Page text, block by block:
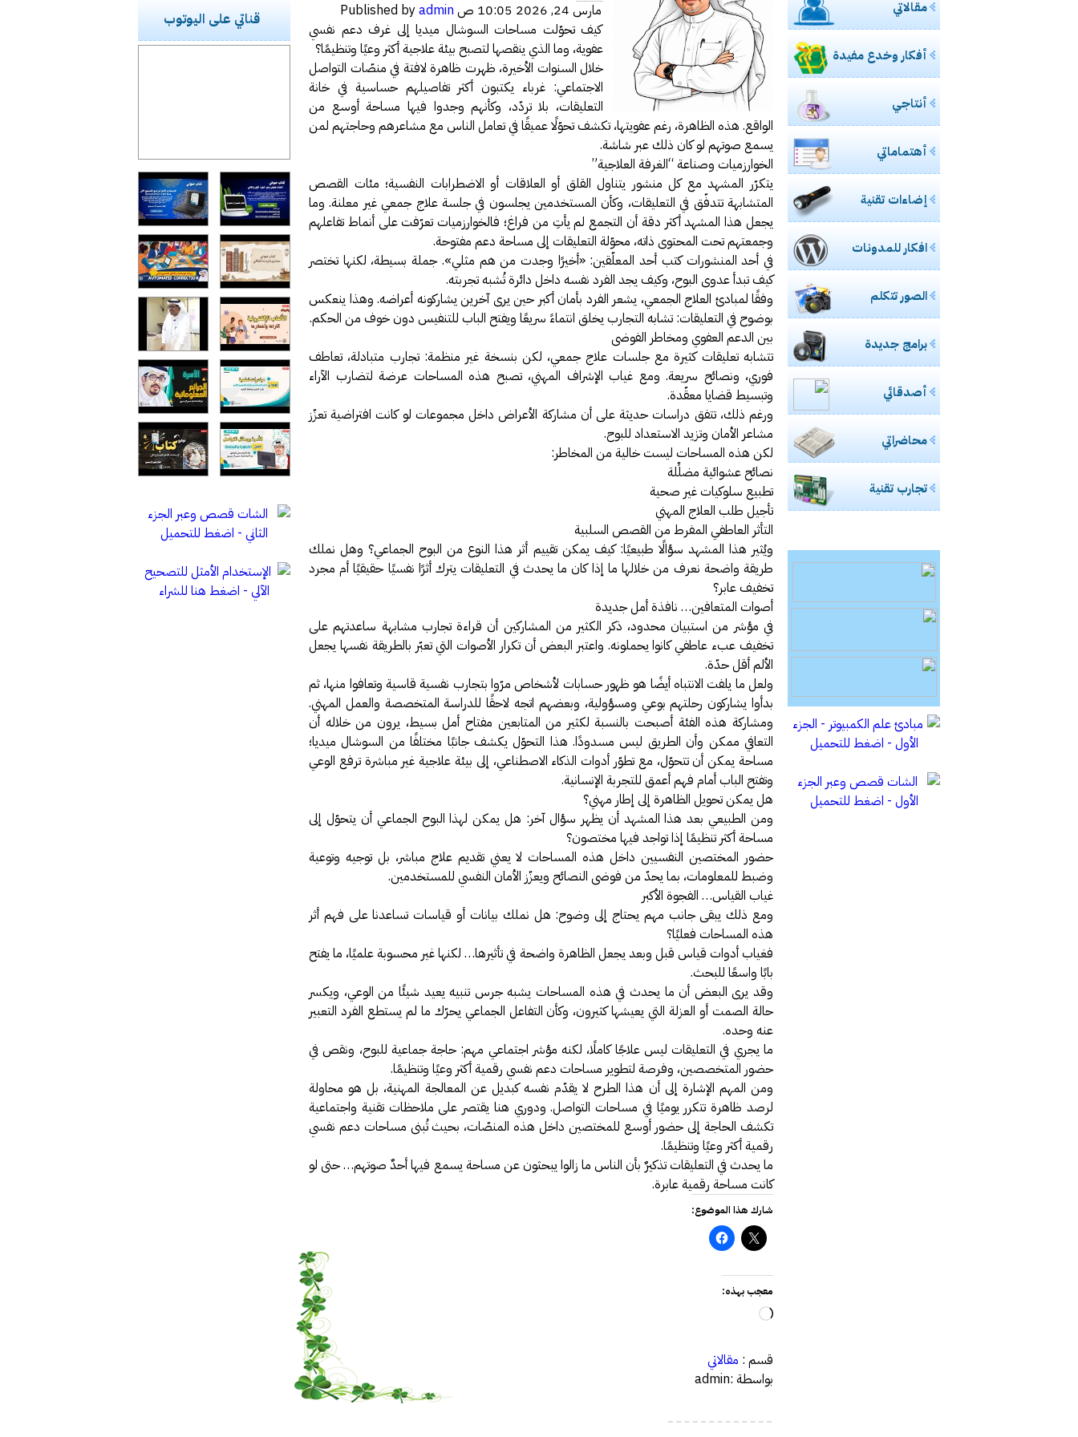
مشاركتي بصحيفة عكاظ حول اختراق موقع أرامكو
ورشة عمل بخصوص درس المناعة .
خفايا النت والإدمان الإلكتروني
مادة محاضرة أمن المعلومات وأمن الأسرة
للسيدات.. ال مسيري يقدم محاضرة في أمن المعلومات
حالياً بصدد الحصول على دورة +Security
طالبتان سعوديتان سفيرتان لـ «جوجل»
مدونة حبيب اليوسف
مدونة الأخصائي النفسي فيصل العيجان قريباً .
إغلاق “فيس بوك” نهائيا في 15 مارس القادم حقيقة ام خيال !!!
تعرف على مصمم شعارات قوقل الجميلة‏
تجربتي في الإنترنت بواسطة الكهرباء
GMail Drive
تقنية U3 العالمية في الطريق اليك
مقالاتي
أفكار وخدع مفيدة
أنتاجي
أهتماماتي
إضاءات تقنية
افكار للمدونات
الصور تتكلم
برامج جديدة
أصدقائي
محاضراتي
تجارب تقنية
قناتي على اليوتوب مارس 24, 2026 10:05 ص Published byadmin
كيف تحوّلت مساحات السوشال ميديا إلى غرف دعم نفسي
عفوية، وما الذي ينقصها لتصبح بيئة علاجية أكثر وعيًا وتنظيمًا؟
خلال السنوات الأخيرة، ظهرت ظاهرة لافتة في منصّات التواصل
الاجتماعي: غرباء يكتبون أكثر تفاصيلهم حساسية في خانة
التعليقات، بلا تردّد، وكأنهم وجدوا فيها مساحة أوسع من
الواقع. هذه الظاهرة، رغم عفويتها، تكشف تحوّلًا عميقًا في تعامل الناس مع مشاعرهم وحاجتهم لمن
يسمع صوتهم لو كان ذلك عبر شاشة.
الخوارزميات وصناعة “الغرفة العلاجية”
يتكرّر المشهد مع كل منشور يتناول القلق أو العلاقات أو الاضطرابات النفسية؛ مئات القصص
المتشابهة تتدفّق في التعليقات، وكأن المستخدمين يجلسون في جلسة علاج جمعي غير معلنة. وما
يجعل هذا المشهد أكثر دقة أن التجمع لم يأتِ من فراغ؛ فالخوارزميات تعرّفت على أنماط تفاعلهم
وجمعتهم تحت المحتوى ذاته، محوّلة التعليقات إلى مساحة دعم مفتوحة.
في أحد المنشورات كتب أحد المعلّقين: «أخيرًا وجدت من هم مثلي». جملة بسيطة، لكنها تختصر
كيف تبدأ عدوى البوح، وكيف يجد الفرد نفسه داخل دائرة تُشبه تجربته.
وفقًا لمبادئ العلاج الجمعي، يشعر الفرد بأمان أكبر حين يرى آخرين يشاركونه أعراضه. وهذا ينعكس
بوضوح في التعليقات: تشابه التجارب يخلق انتماءً سريعًا ويفتح الباب للتنفيس دون خوف من الحكم.
بين الدعم العفوي ومخاطر الفوضى
تتشابه تعليقات كثيرة مع جلسات علاج جمعي، لكن بنسخة غير منظمة: تجارب متبادلة، تعاطف
فوري، ونصائح سريعة. ومع غياب الإشراف المهني، تصبح هذه المساحات عرضة لتضارب الآراء
وتبسيط قضايا معقّدة.
ورغم ذلك، تتفق دراسات حديثة على أن مشاركة الأعراض داخل مجموعات لو كانت افتراضية تعزّز
مشاعر الأمان وتزيد الاستعداد للبوح.
لكن هذه المساحات ليست خالية من المخاطر:
نصائح عشوائية مضلِّلة
تطبيع سلوكيات غير صحية
تأجيل طلب العلاج المهني
التأثر العاطفي المفرط من القصص السلبية
ويُثير هذا المشهد سؤالًا طبيعيًا: كيف يمكن تقييم أثر هذا النوع من البوح الجماعي؟ وهل نملك
طريقة واضحة نعرف من خلالها ما إذا كان ما يحدث في التعليقات يترك أثرًا نفسيًا حقيقيًا أم مجرد
تخفيف عابر؟
أصوات المتعافين… نافذة أمل جديدة
في مؤشر من استبيان محدود، ذكر الكثير من المشاركين أن قراءة تجارب مشابهة ساعدتهم على
تخفيف عبء عاطفي كانوا يحملونه. واعتبر البعض أن تكرار الأصوات التي تعبّر بالطريقة نفسها يجعل
الألم أقل حدّة.
ولعل ما يلفت الانتباه أيضًا هو ظهور حسابات لأشخاص مرّوا بتجارب نفسية قاسية وتعافوا منها، ثم
بدأوا يشاركون رحلتهم بوعي ومسؤولية، وبعضهم اتجه لاحقًا للدراسة المتخصصة والعمل المهني.
ومشاركة هذه الفئة أصبحت بالنسبة لكثير من المتابعين مفتاح أمل بسيط، يرون من خلاله أن
التعافي ممكن وأن الطريق ليس مسدودًا. هذا التحوّل يكشف جانبًا مختلفًا من السوشال ميديا؛
مساحة يمكن أن تتحوّل، مع تطوّر أدوات الذكاء الاصطناعي، إلى بيئة علاجية غير مباشرة ترفع الوعي
وتفتح الباب أمام فهم أعمق للتجربة الإنسانية.
هل يمكن تحويل الظاهرة إلى إطار مهني؟
ومن الطبيعي بعد هذا المشهد أن يظهر سؤال آخر: هل يمكن لهذا البوح الجماعي أن يتحوّل إلى
مساحة أكثر تنظيمًا إذا تواجد فيها مختصون؟
حضور المختصين النفسيين داخل هذه المساحات لا يعني تقديم علاج مباشر، بل توجيه وتوعية
وضبط للمعلومات، بما يحدّ من فوضى النصائح ويعزّز الأمان النفسي للمستخدمين.
غياب القياس… الفجوة الأكبر
ومع ذلك يبقى جانب مهم يحتاج إلى وضوح: هل نملك بيانات أو قياسات تساعدنا على فهم أثر
هذه المساحات فعليًا؟
فغياب أدوات قياس قبل وبعد يجعل الظاهرة واضحة في تأثيرها… لكنها غير محسوبة علميًا، ما يفتح
بابًا واسعًا للبحث.
وقد يرى البعض أن ما يحدث في هذه المساحات يشبه جرس تنبيه يعيد شيئًا من الوعي، ويكسر
حالة الصمت أو العزلة التي يعيشها كثيرون، وكأن التفاعل الجماعي يحرّك ما لم يستطع الفرد التعبير
عنه وحده.
ما يجري في التعليقات ليس علاجًا كاملًا، لكنه مؤشر اجتماعي مهم: حاجة جماعية للبوح، ونقص في
حضور المتخصصين، وفرصة لتطوير مساحات دعم نفسي رقمية أكثر وعيًا وتنظيمًا.
ومن المهم الإشارة إلى أن هذا الطرح لا يقدّم نفسه كبديل عن المعالجة المهنية، بل هو محاولة
لرصد ظاهرة تتكرر يوميًا في مساحات التواصل. ودوري هنا يقتصر على ملاحظات تقنية واجتماعية
تكشف الحاجة إلى حضور أوسع للمختصين داخل هذه المنصّات، بحيث تُبنى مساحات دعم نفسي
رقمية أكثر وعيًا وتنظيمًا.
ما يحدث في التعليقات تذكيرٌ بأن الناس ما زالوا يبحثون عن مساحة يسمع فيها أحدٌ صوتهم… حتى لو
كانت مساحة رقمية عابرة.
شارك هذا الموضوع:
معجب بهذه:
جاري
قسم : مقالاتي
بواسطة :admin